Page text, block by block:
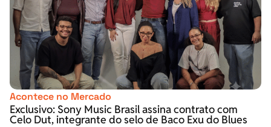
Acontece no Mercado
Exclusivo: Sony Music Brasil assina contrato com
Celo Dut, integrante do selo de Baco Exu do Blues